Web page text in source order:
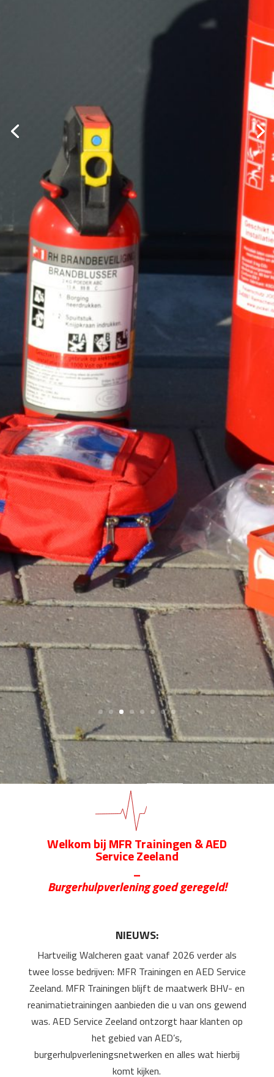
Welkom bij MFR Trainingen & AED
Service Zeeland
–
Burgerhulpverlening goed geregeld!
NIEUWS:
Hartveilig Walcheren gaat vanaf 2026 verder als
twee losse bedrijven: MFR Trainingen en AED Service
Zeeland. MFR Trainingen blijft de maatwerk BHV- en
reanimatietrainingen aanbieden die u van ons gewend
was. AED Service Zeeland ontzorgt haar klanten op
het gebied van AED’s,
burgerhulpverleningsnetwerken en alles wat hierbij
komt kijken.